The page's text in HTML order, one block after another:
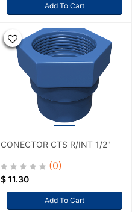
Add To Cart
CONECTOR CTS R/INT 1/2"
(0)
$11.30
Add To Cart